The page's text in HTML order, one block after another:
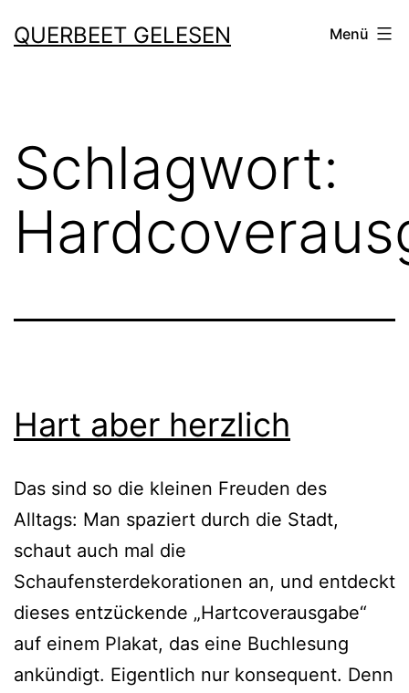
Inhalt
QUERBEET GELESEN Menü
Schlagwort:
Hart aber herzlich
Das sind so die klei­nen Freuden des
Alltags: Man spa­ziert durch die Stadt,
schaut auch mal die
Schaufensterdekorationen an, und ent­deckt
die­ses ent­zü­cken­de „Hartcoverausgabe“
auf einem Plakat, das eine Buchlesung
ankün­digt. Eigentlich nur kon­se­quent. Denn